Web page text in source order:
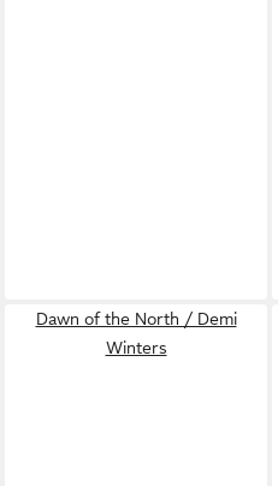
Dawn of the North / Demi
Winters